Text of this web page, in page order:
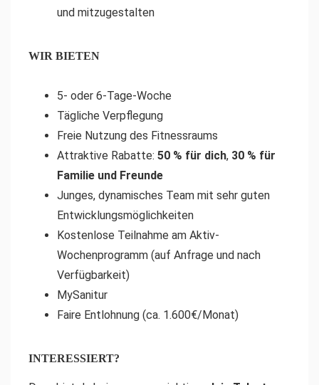
und mitzugestalten
WIR BIETEN
5- oder 6-Tage-Woche
Tägliche Verpflegung
Freie Nutzung des Fitnessraums
Attraktive Rabatte: 50 % für dich, 30 % für
Familie und Freunde
Junges, dynamisches Team mit sehr guten
Entwicklungsmöglichkeiten
Kostenlose Teilnahme am Aktiv-
Wochenprogramm (auf Anfrage und nach
Verfügbarkeit)
MySanitur
Faire Entlohnung (ca. 1.600€/Monat)
INTERESSIERT?